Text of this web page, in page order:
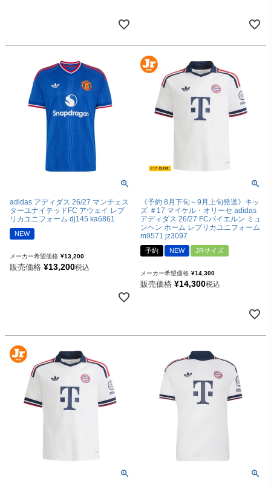
adidas アディダス 26/27 マンチェス
ターユナイテッドFC アウェイ レプ
リカユニフォーム dj145 ka6861
NEW
メーカー希望価格 ¥13,200
販売価格 ¥13,200税込
《予約 8月下旬～9月上旬発送》キッ
ズ ＃17 マイケル・オリーセ adidas
アディダス 26/27 FCバイエルン ミュ
ンヘン ホーム レプリカユニフォーム
m9571 jz3097
予約 NEW JRサイズ
メーカー希望価格 ¥14,300
販売価格 ¥14,300税込